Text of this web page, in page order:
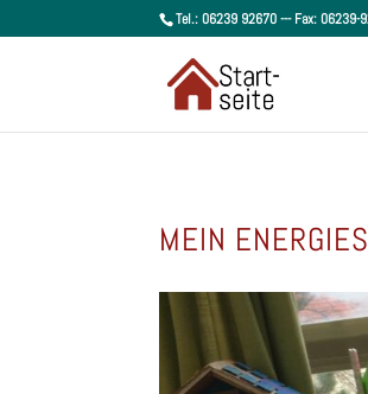
Tel.: 06239 92670 --- Fax: 06239-
MEIN